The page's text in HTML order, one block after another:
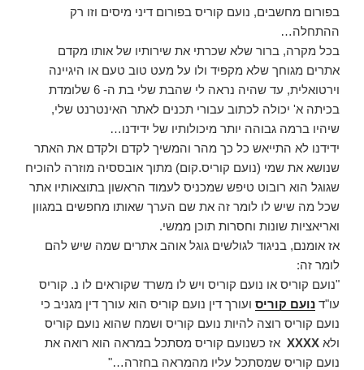
בפורום מחשבים, נועם קוריס בפורום דיני מיסים וזו רק
ההתחלה…
בכל מקרה, ברור שלא שכרתי את שירותיו של אותו מקדם
אתרים מגוחך שלא מקפיד ולו על מעט טוב טעם או היגיינה
וירטואלית, עד שהיה נראה לי שהבת שלי בת ה- 6 שלומדת
בכיתה א' יכולה לכתוב עבורי תכנים לאתר האינטרנט שלי,
שיהיו ברמה גבוהה יותר מיכולותיו של ידידנו…
ידידנו לא התייאש כל כך מהר והמשיך לקדם ולקדם את האתר
שנושא את שמי (נועם קוריס.קום) מתוך אובססיה מוזרה להוכיח
שגוגל הוא רובוט טיפש שמכניס לעמוד הראשון בתוצאותיו אתר
שכל מה שיש לו לומר זה את שם הערך שאותו מחפשים במגוון
ואריאציות שונות וחסרות תוכן ממשי.
אז אומנם, בניגוד לגולשים גוגל אוהב אתרים שמה שיש להם
לומר זה:
"נועם קוריס או נועם קוריס ויש לו משרד שקוראים לו נ. קוריס
עו"ד נועם קוריס ועורך דין נועם קוריס הוא עורך דין מגניב כי
נועם קוריס רוצה להיות נועם קוריס ושמח שהוא נועם קוריס
ולא XXXX אז כשנועם קוריס מסתכל במראה הוא רואה את
נועם קוריס שמסתכל עליו מהמראה בחזרה…"